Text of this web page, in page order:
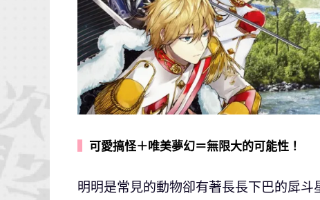
可愛搞怪＋唯美夢幻＝無限大的可能性！
明明是常見的動物卻有著長長下巴的戽